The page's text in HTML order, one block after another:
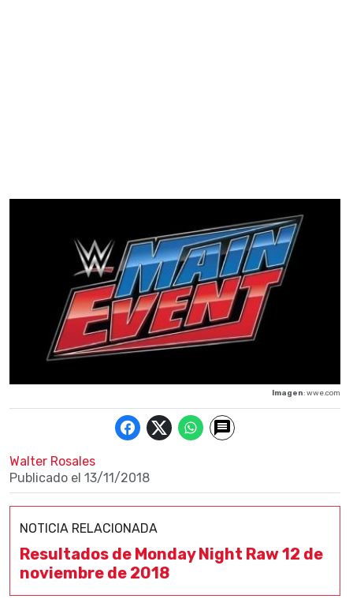
Imagen: wwe.com
Walter Rosales
Publicado el 13/11/2018
NOTICIA RELACIONADA
Resultados de Monday Night Raw 12 de
noviembre de 2018